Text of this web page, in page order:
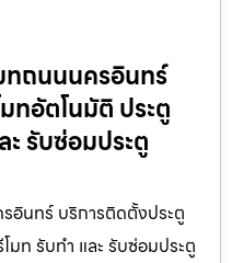
ทถนนนครอินทร์
ทอัตโนมัติ ประตู
ะ รับซ่อมประตู
อินทร์ บริการติดตั้งประตู
มท รับทำ และ รับซ่อมประตู